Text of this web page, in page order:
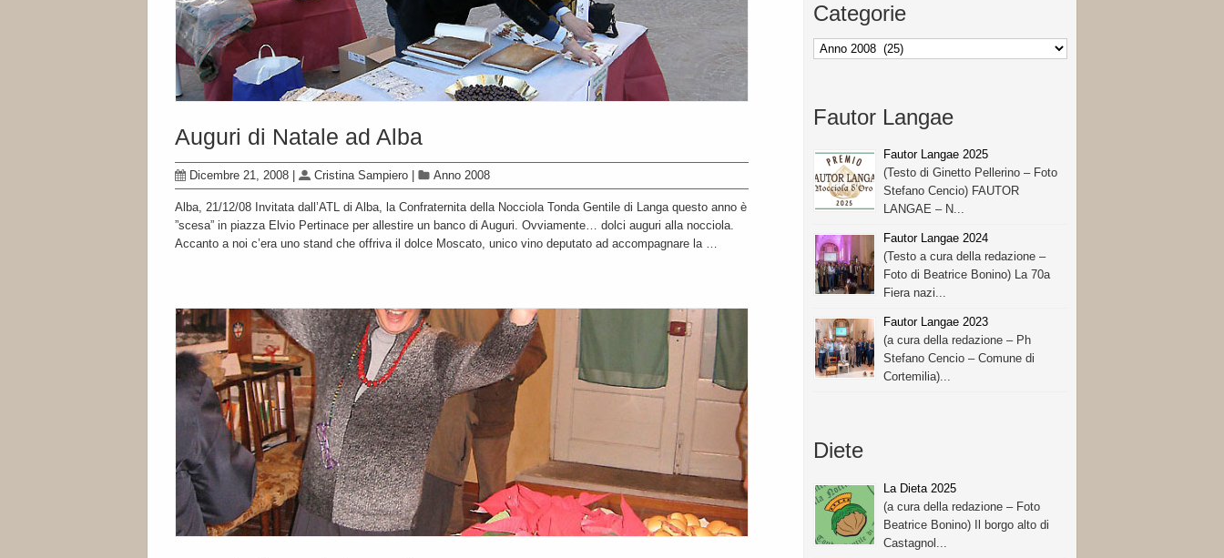
Auguri di Natale ad Alba
Dicembre 21, 2008 Cristina Sampiero Anno 2008
Alba, 21/12/08 Invitata dall’ATL di Alba, la Confraternita della Nocciola Tonda Gentile di Langa questo anno è
”scesa” in piazza Elvio Pertinace per allestire un banco di Auguri. Ovviamente… dolci auguri alla nocciola.
Accanto a noi c’era uno stand che offriva il dolce Moscato, unico vino deputato ad accompagnare la …
Categorie
Categorie
Fautor Langae
Fautor Langae 2025
(Testo di Ginetto Pellerino – Foto
Stefano Cencio) FAUTOR
LANGAE – N...
Fautor Langae 2024
(Testo a cura della redazione –
Foto di Beatrice Bonino) La 70a
Fiera nazi...
Fautor Langae 2023
(a cura della redazione – Ph
Stefano Cencio – Comune di
Cortemilia)...
Diete
La Dieta 2025
(a cura della redazione – Foto
Beatrice Bonino) Il borgo alto di
Castagnol...